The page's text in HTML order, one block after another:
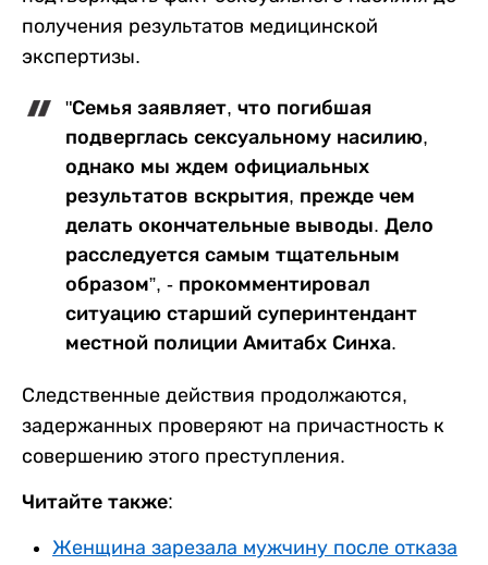
получения результатов медицинской
экспертизы.
"Семья заявляет, что погибшая
подверглась сексуальному насилию,
однако мы ждем официальных
результатов вскрытия, прежде чем
делать окончательные выводы. Дело
расследуется самым тщательным
образом”, - прокомментировал
ситуацию старший суперинтендант
местной полиции Амитабх Синха.
Следственные действия продолжаются,
задержанных проверяют на причастность к
совершению этого преступления.
Читайте также:
Женщина зарезала мужчину после отказа